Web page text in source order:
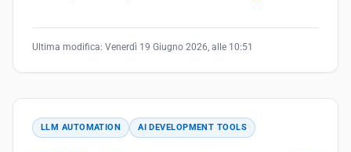
Ultima modifica: Venerdì 19 Giugno 2026, alle 10:51
LLM AUTOMATION AI DEVELOPMENT TOOLS